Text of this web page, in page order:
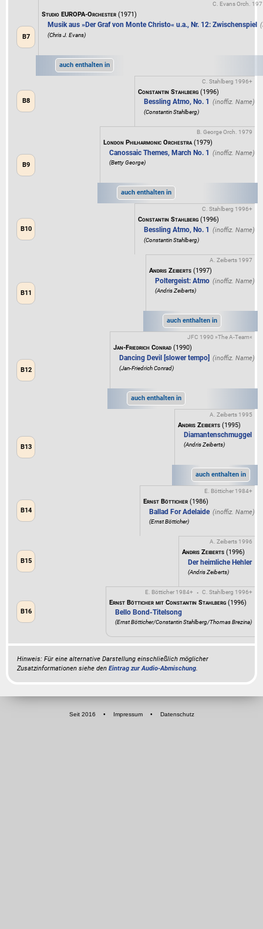
B7
C. Evans Orch.
Studio EUROPA-Orchester (1971)
Musik aus »Der Graf von Monte Christo« u.a., Nr. 12: Zwischenspiel
(Chris J. Evans)
auch enthalten in
B8
C. Stahlberg 1996+
Constantin Stahlberg (1996)
Bessling Atmo, No. 1
(Constantin Stahlberg)
B9
B. George Orch. 1979
London Philharmonic Orchestra(1979)
Canossaic Themes, March No. 1
(Betty George)
auch enthalten in
B10
C. Stahlberg 1996+
Constantin Stahlberg (1996)
Bessling Atmo, No. 1
(Constantin Stahlberg)
B11
A. Zeiberts 1997
Andris Zeiberts (1997)
Poltergeist: Atmo
(Andris Zeiberts)
auch enthalten in
B12
JFC 1990 »The A-Team«
Jan-Friedrich Conrad (1990)
Dancing Devil [slower tempo]
(Jan-Friedrich Conrad)
auch enthalten in
B13
A. Zeiberts 1995
Andris Zeiberts (1995)
Diamantenschmuggel
(Andris Zeiberts)
auch enthalten in
B14
E. Bötticher 1984+
Ernst Bötticher (1986)
Ballad For Adelaide
(Ernst Bötticher)
B15
A. Zeiberts 1996
Andris Zeiberts (1996)
Der heimliche Hehler
(Andris Zeiberts)
B16
E. Bötticher 1984+ • C. Stahlberg 1996+
Ernst Bötticher mit Constantin Stahlberg (1996)
Bello Bond-Titelsong
(Ernst Bötticher/Constantin Stahlberg/Thomas Brezina)
Hinweis: Für eine alternative Darstellung einschließlich möglicher
Zusatzinformationen siehe den Eintrag zur Audio-Abmischung.
Seit 2016 • Impressum • Datenschutz